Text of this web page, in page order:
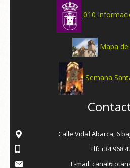
010
Mapa
Semana
Calle Vidal Abarca, 6
Tlf: +34 968
E-mail: